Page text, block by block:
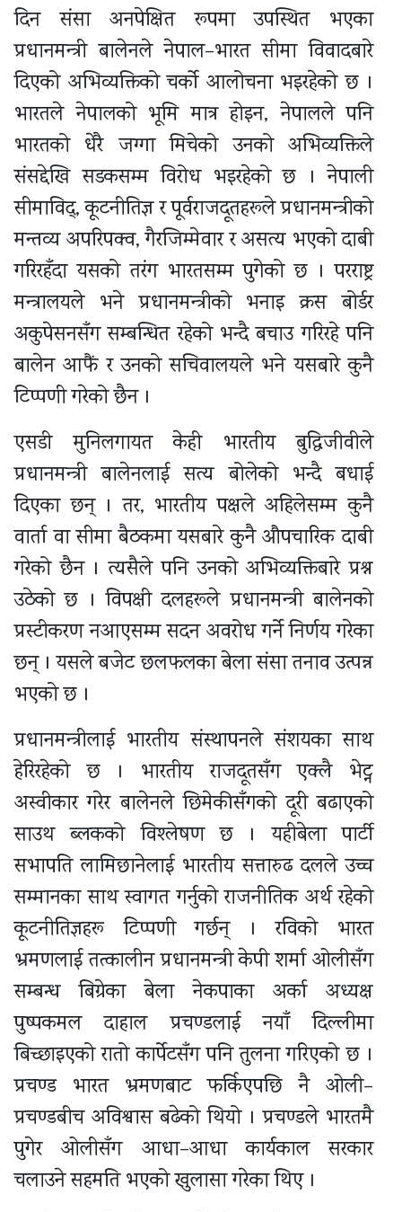
दिन संसद्मा अनपेक्षित रूपमा उपस्थित भएका
प्रधानमन्त्री बालेनले नेपाल–भारत सीमा विवादबारे
दिएको अभिव्यक्तिको चर्को आलोचना भइरहेको छ ।
भारतले नेपालको भूमि मात्र होइन, नेपालले पनि
भारतको धेरै जग्गा मिचेको उनको अभिव्यक्तिले
संसद्देखि सडकसम्म विरोध भइरहेको छ । नेपाली
सीमाविद्, कूटनीतिज्ञ र पूर्वराजदूतहरूले प्रधानमन्त्रीको
मन्तव्य अपरिपक्व, गैरजिम्मेवार र असत्य भएको दाबी
गरिरहँदा यसको तरंग भारतसम्म पुगेको छ । परराष्ट्र
मन्त्रालयले भने प्रधानमन्त्रीको भनाइ क्रस बोर्डर
अकुपेसनसँग सम्बन्धित रहेको भन्दै बचाउ गरिरहे पनि
बालेन आफैं र उनको सचिवालयले भने यसबारे कुनै
टिप्पणी गरेको छैन ।
एसडी मुनिलगायत केही भारतीय बुद्धिजीवीले
प्रधानमन्त्री बालेनलाई सत्य बोलेको भन्दै बधाई
दिएका छन् । तर, भारतीय पक्षले अहिलेसम्म कुनै
वार्ता वा सीमा बैठकमा यसबारे कुनै औपचारिक दाबी
गरेको छैन । त्यसैले पनि उनको अभिव्यक्तिबारे प्रश्न
उठेको छ । विपक्षी दलहरूले प्रधानमन्त्री बालेनको
प्रस्टीकरण नआएसम्म सदन अवरोध गर्ने निर्णय गरेका
छन् । यसले बजेट छलफलका बेला संसद्मा तनाव उत्पन्न
भएको छ ।
प्रधानमन्त्रीलाई भारतीय संस्थापनले संशयका साथ
हेरिरहेको छ । भारतीय राजदूतसँग एक्लै भेट्न
अस्वीकार गरेर बालेनले छिमेकीसँगको दूरी बढाएको
साउथ ब्लकको विश्लेषण छ । यहीबेला पार्टी
सभापति लामिछानेलाई भारतीय सत्तारुढ दलले उच्च
सम्मानका साथ स्वागत गर्नुको राजनीतिक अर्थ रहेको
कूटनीतिज्ञहरू टिप्पणी गर्छन् । रविको भारत
भ्रमणलाई तत्कालीन प्रधानमन्त्री केपी शर्मा ओलीसँग
सम्बन्ध बिग्रेका बेला नेकपाका अर्का अध्यक्ष
पुष्पकमल दाहाल प्रचण्डलाई नयाँ दिल्लीमा
बिच्छाइएको रातो कार्पेटसँग पनि तुलना गरिएको छ ।
प्रचण्ड भारत भ्रमणबाट फर्किएपछि नै ओली–
प्रचण्डबीच अविश्वास बढेको थियो । प्रचण्डले भारतमै
पुगेर ओलीसँग आधा–आधा कार्यकाल सरकार
चलाउने सहमति भएको खुलासा गरेका थिए ।